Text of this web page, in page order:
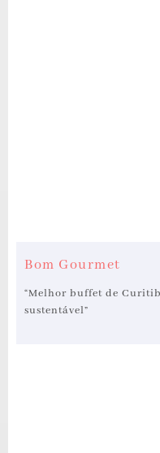
Bom Gourmet
“Melhor buffet de
sustentável”